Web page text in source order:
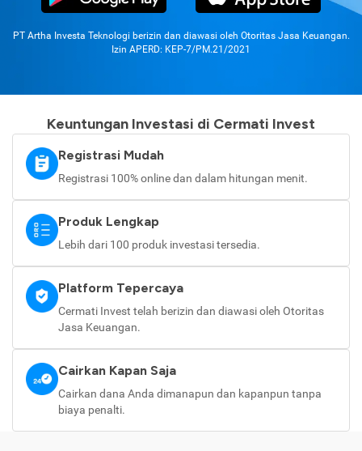
PT Artha Investa Teknologi berizin dan diawasi oleh Otoritas Jasa Keuangan.
Izin APERD: KEP-7/PM.21/2021
Keuntungan Investasi di Cermati Invest
Registrasi Mudah
Registrasi 100% online dan dalam hitungan menit.
Produk Lengkap
Lebih dari 100 produk investasi tersedia.
Platform Tepercaya
Cermati Invest telah berizin dan diawasi oleh Otoritas
Jasa Keuangan.
Cairkan Kapan Saja
Cairkan dana Anda dimanapun dan kapanpun tanpa
biaya penalti.